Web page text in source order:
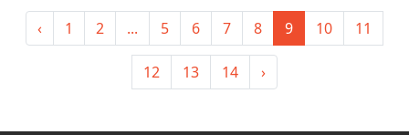
‹ 1 2 ... 5 6 7 8 9 10 11
12 13 14 ›